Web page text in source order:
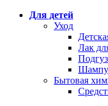
Для детей
Уход
Лак
Бытовая